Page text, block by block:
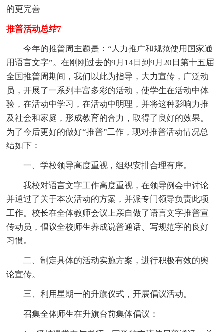
的更完善
推普活动总结7
今年的推普周主题是：“大力推广和规范使用国家通
用语言文字”。在刚刚过去的9月14日到9月20日第十五届
全国推普周期间，我们以此为指导，大力宣传，广泛动
员，开展了一系列丰富多彩的活动，使学生在活动中体
验，在活动中学习，在活动中明理，并将这种影响力推
及社会和家庭，形成教育的合力，取得了良好的效果。
为了今后更好的做好“推普”工作，现对推普活动情况总
结如下：
一、学校领导高度重视，组织安排合理有序。
我校对语言文字工作高度重视，在领导例会中讨论
并通过了关于本次活动的方案，并派专门领导负责此项
工作。校长在全体教师会议上亲自做了语言文字推普宣
传动员，倡议全校师生养成说普通话、写规范字的良好
习惯。
二、制定具体的活动实施方案，进行积极有效的舆
论宣传。
三、利用星期一的升旗仪式，开展倡议活动。
召集全体师生在升旗台前集体倡议：